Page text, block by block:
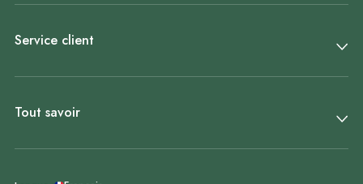
Service client
Tout savoir